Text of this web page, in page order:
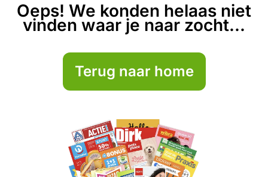
Oeps! We konden helaas niet
vinden waar je naar zocht...
Terug naar home